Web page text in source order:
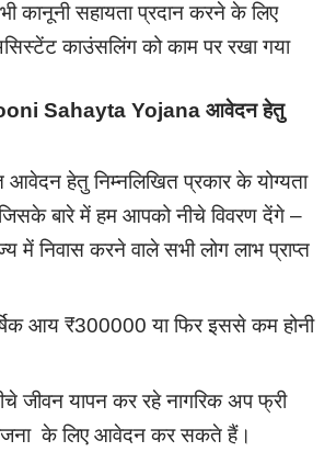
कानूनी सहायता प्रदान करने के लिए
काउंसलिंग को काम पर रखा गया
Sahayta Yojana आवेदन हेतु
हेतु निम्नलिखित प्रकार के योग्यता
जिसके बारे में हम आपको नीचे विवरण देंगे –
में निवास करने वाले सभी लोग लाभ प्राप्त
आय ₹300000 या फिर इससे कम होनी
जीवन यापन कर रहे नागरिक अप फ्री
के लिए आवेदन कर सकते हैं।